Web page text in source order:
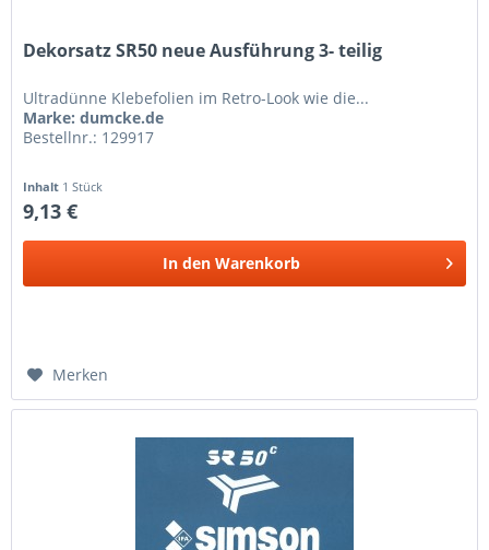
Dekorsatz SR50 neue Ausführung 3- teilig
Ultradünne Klebefolien im Retro-Look wie die...
Marke: dumcke.de
Bestellnr.: 129917
Inhalt 1 Stück
9,13 €
In den Warenkorb
Merken